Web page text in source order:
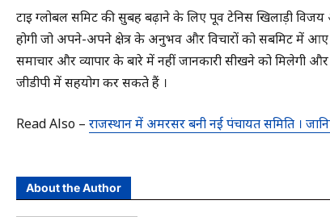
टाई ग्लोबल समिट की सुबह बढ़ाने के लिए पूर्व टेनिस खिलाड़ी
होगी जो अपने-अपने क्षेत्र के अनुभव और विचारों को सबमिट में
समाचार और व्यापार के बारे में नहीं जानकारी सीखने को
जीडीपी में सहयोग कर सकते हैं ।
Read Also – राजस्थान में अमरसर बनी नई पंचायत समिति ।
About the Author